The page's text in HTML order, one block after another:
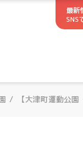
に役立つお出かけ
最新
SNS
/ 【大津町運動公